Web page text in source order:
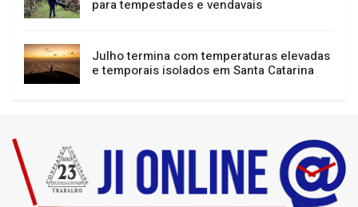
economia
Sul, Sudeste e Centro-Oeste têm alerta
para tempestades e vendavais
e temporais isolados em Santa Catarina